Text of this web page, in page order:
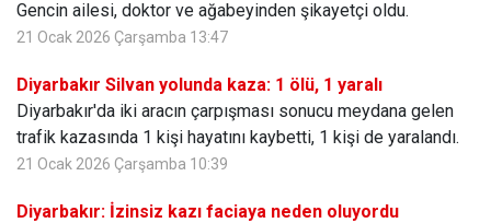
Gencin ailesi, doktor ve ağabeyinden şikayetçi oldu.
21 Ocak 2026 Çarşamba 13:47
Diyarbakır Silvan yolunda kaza: 1 ölü, 1 yaralı
Diyarbakır'da iki aracın çarpışması sonucu meydana gelen
trafik kazasında 1 kişi hayatını kaybetti, 1 kişi de yaralandı.
21 Ocak 2026 Çarşamba 10:39
Diyarbakır: İzinsiz kazı faciaya neden oluyordu